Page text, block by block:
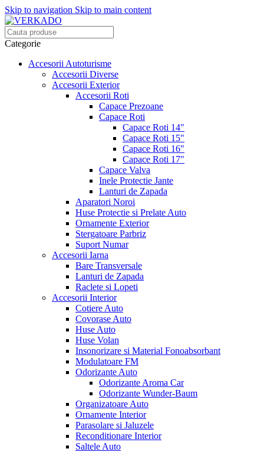
Skip to navigation Skip to main content
Categorie
Accesorii Autoturisme
Accesorii Diverse
Accesorii Exterior
Accesorii Roti
Capace Prezoane
Capace Roti
Capace Roti 14"
Capace Roti 15"
Capace Roti 16"
Capace Roti 17"
Capace Valva
Inele Protectie Jante
Lanturi de Zapada
Aparatori Noroi
Huse Protectie si Prelate Auto
Ornamente Exterior
Stergatoare Parbriz
Suport Numar
Accesorii Iarna
Bare Transversale
Lanturi de Zapada
Raclete si Lopeti
Accesorii Interior
Cotiere Auto
Covorase Auto
Huse Auto
Huse Volan
Insonorizare si Material Fonoabsorbant
Modulatoare FM
Odorizante Auto
Odorizante Aroma Car
Odorizante Wunder-Baum
Organizatoare Auto
Ornamente Interior
Parasolare si Jaluzele
Reconditionare Interior
Saltele Auto